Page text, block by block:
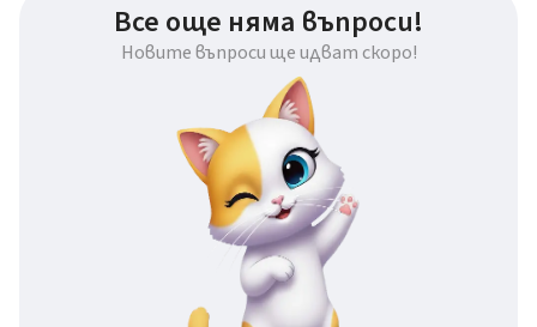
Все още няма въпроси!
Новите въпроси ще идват скоро!